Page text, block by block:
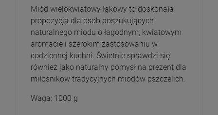
Miód wielokwiatowy łąkowy to doskonała
propozycja dla osób poszukujących
naturalnego miodu o łagodnym, kwiatowym
aromacie i szerokim zastosowaniu w
codziennej kuchni. Świetnie sprawdzi się
również jako naturalny pomysł na prezent dla
miłośników tradycyjnych miodów pszczelich.
Waga: 1000 g